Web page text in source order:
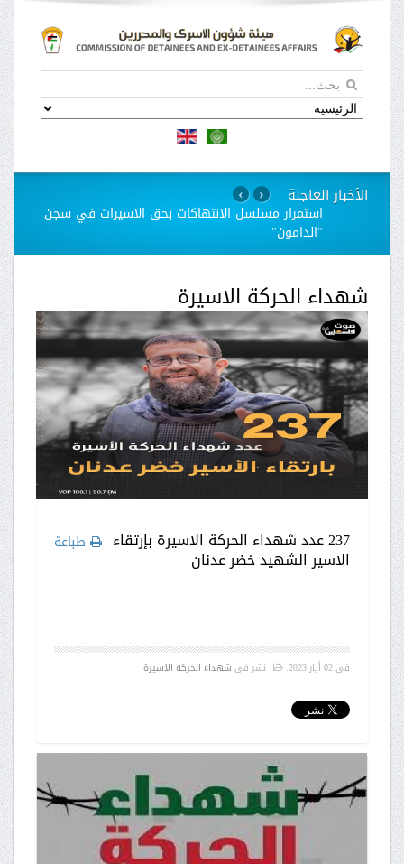
الأخبار العاجلة
استمرار مسلسل الانتهاكات بحق الاسيرات في سجن
"الدامون"
› ‹
شهداء الحركة الاسيرة
طباعة 237 عدد شهداء الحركة الاسيرة بإرتقاء
الاسير الشهيد خضر عدنان
في02 أيار 2023 . نشر في شهداء الحركة الاسيرة